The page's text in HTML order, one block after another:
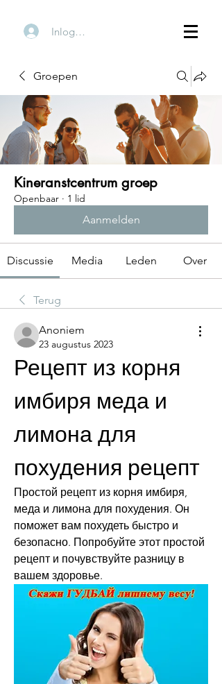
Inloggen
Groepen
Kineranstcentrum groep
Openbaar · 1 lid
Aanmelden
Discussie Media Leden Over
Terug
Anoniem
23 augustus 2023
Рецепт из корня
имбиря меда и
лимона для
похудения рецепт
Простой рецепт из корня имбиря,
меда и лимона для похудения. Он
поможет вам похудеть быстро и
безопасно. Попробуйте этот простой
рецепт и почувствуйте разницу в
вашем здоровье.